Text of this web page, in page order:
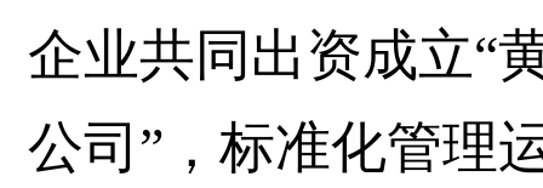
企业共同出资成立“
公司”，标准化管理